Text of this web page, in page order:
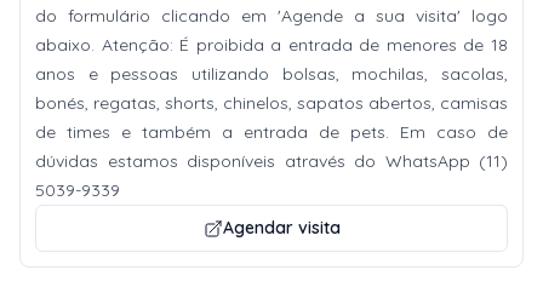
do formulário clicando em 'Agende a sua visita' logo
abaixo. Atenção: É proibida a entrada de menores de 18
anos e pessoas utilizando bolsas, mochilas, sacolas,
bonés, regatas, shorts, chinelos, sapatos abertos, camisas
de times e também a entrada de pets. Em caso de
dúvidas estamos disponíveis através do WhatsApp (11)
5039-9339
Agendar visita